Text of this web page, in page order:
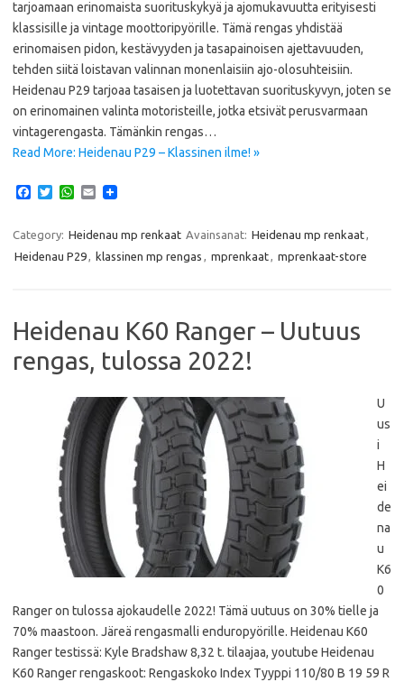
tarjoamaan erinomaista suorituskykyä ja ajomukavuutta erityisesti
klassisille ja vintage moottoripyörille. Tämä rengas yhdistää
erinomaisen pidon, kestävyyden ja tasapainoisen ajettavuuden,
tehden siitä loistavan valinnan monenlaisiin ajo-olosuhteisiin.
Heidenau P29 tarjoaa tasaisen ja luotettavan suorituskyvyn, joten se
on erinomainen valinta motoristeille, jotka etsivät perusvarmaan
vintagerengasta. Tämänkin rengas…
Read More: Heidenau P29 – Klassinen ilme! »
e
b
o
T
t
e
W
t
s
A
E
i
l
Category: Heidenau mp renkaat Avainsanat: Heidenau mp renkaat,
Heidenau P29, klassinen mp rengas , mprenkaat, mprenkaat-store
Heidenau K60 Ranger – Uutuus
rengas, tulossa 2022!
U
us
i
H
ei
de
na
u
K6
0
Ranger on tulossa ajokaudelle 2022! Tämä uutuus on 30% tielle ja
70% maastoon. Järeä rengasmalli enduropyörille. Heidenau K60
Ranger testissä: Kyle Bradshaw 8,32 t. tilaajaa, youtube Heidenau
K60 Ranger rengaskoot: Rengaskoko Index Tyyppi 110/80 B 19 59 R